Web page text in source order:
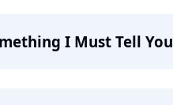
I Must Tell You